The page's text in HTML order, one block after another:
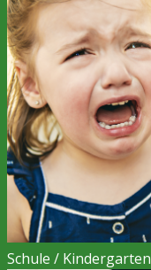
Schule / Kindergarten